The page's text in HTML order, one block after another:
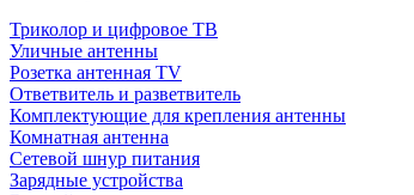
Триколор и цифровое ТВ
Уличные антенны
Розетка антенная TV
Ответвитель и разветвитель
Комплектующие для крепления антенны
Комнатная антенна
Сетевой шнур питания
Зарядные устройства